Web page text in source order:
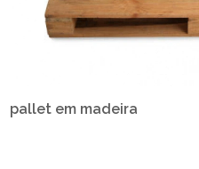
pallet em madeira